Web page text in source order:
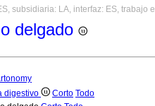
subsidiaria: LA, interfaz: ES, trabajo
delgado
digestivo Corto Todo